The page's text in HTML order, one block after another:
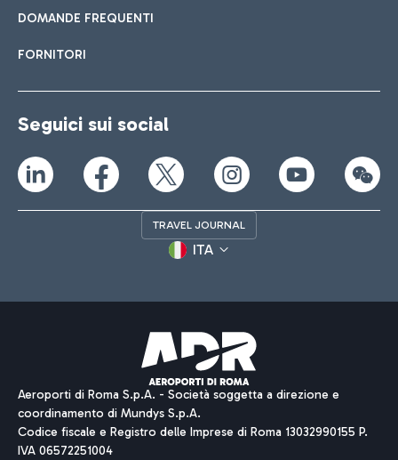
DOMANDE FREQUENTI
FORNITORI
Seguici sui social
TRAVEL JOURNAL
ITA
Aeroporti di Roma S.p.A. - Società soggetta a direzione e
coordinamento di Mundys S.p.A.
Codice fiscale e Registro delle Imprese di Roma 13032990155 P.
IVA 06572251004